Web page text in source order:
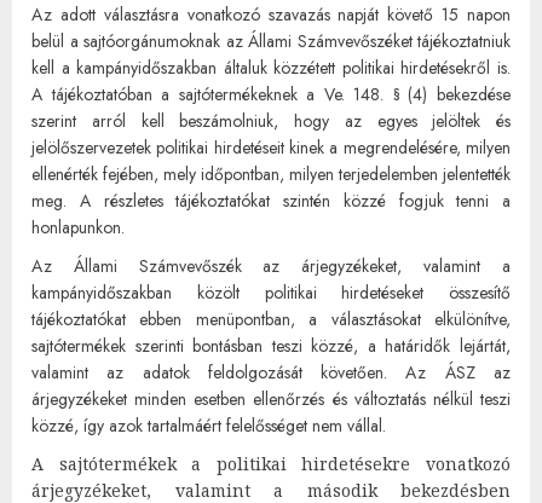
Az adott választásra vonatkozó szavazás napját követő 15 napon
belül a sajtóorgánumoknak az Állami Számvevőszéket tájékoztatniuk
kell a kampányidőszakban általuk közzétett politikai hirdetésekről is.
A tájékoztatóban a sajtótermékeknek a Ve. 148. § (4) bekezdése
szerint arról kell beszámolniuk, hogy az egyes jelöltek és
jelölőszervezetek politikai hirdetéseit kinek a megrendelésére, milyen
ellenérték fejében, mely időpontban, milyen terjedelemben jelentették
meg. A részletes tájékoztatókat szintén közzé fogjuk tenni a
honlapunkon.
Az Állami Számvevőszék az árjegyzékeket, valamint a
kampányidőszakban közölt politikai hirdetéseket összesítő
tájékoztatókat ebben menüpontban, a választásokat elkülönítve,
sajtótermékek szerinti bontásban teszi közzé, a határidők lejártát,
valamint az adatok feldolgozását követően. Az ÁSZ az
árjegyzékeket minden esetben ellenőrzés és változtatás nélkül teszi
közzé, így azok tartalmáért felelősséget nem vállal.
A sajtótermékek a politikai hirdetésekre vonatkozó
árjegyzékeket, valamint a második bekezdésben